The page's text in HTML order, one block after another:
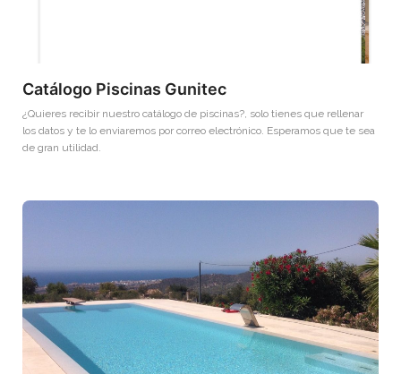
Catálogo Piscinas Gunitec
¿Quieres recibir nuestro catálogo de piscinas?, solo tienes que rellenar
los datos y te lo enviaremos por correo electrónico. Esperamos que te sea
de gran utilidad.